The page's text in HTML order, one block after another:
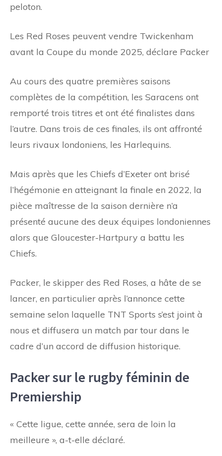
peloton.
Les Red Roses peuvent vendre Twickenham
avant la Coupe du monde 2025, déclare Packer
Au cours des quatre premières saisons
complètes de la compétition, les Saracens ont
remporté trois titres et ont été finalistes dans
l’autre. Dans trois de ces finales, ils ont affronté
leurs rivaux londoniens, les Harlequins.
Mais après que les Chiefs d’Exeter ont brisé
l’hégémonie en atteignant la finale en 2022, la
pièce maîtresse de la saison dernière n’a
présenté aucune des deux équipes londoniennes
alors que Gloucester-Hartpury a battu les
Chiefs.
Packer, le skipper des Red Roses, a hâte de se
lancer, en particulier après l’annonce cette
semaine selon laquelle TNT Sports s’est joint à
nous et diffusera un match par tour dans le
cadre d’un accord de diffusion historique.
Packer sur le rugby féminin de
Premiership
« Cette ligue, cette année, sera de loin la
meilleure », a-t-elle déclaré.